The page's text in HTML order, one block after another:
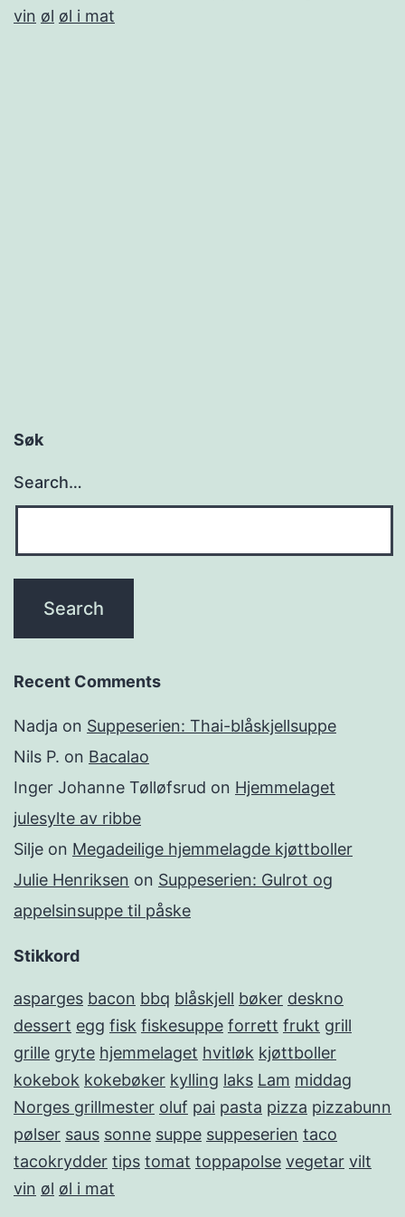
vin øl øl i mat
Søk
Search…
Recent Comments
Nadja on Suppeserien: Thai-blåskjellsuppe
Nils P. on Bacalao
Inger Johanne Tølløfsrud on Hjemmelaget
julesylte av ribbe
Silje on Megadeilige hjemmelagde kjøttboller
Julie Henriksen on Suppeserien: Gulrot og
appelsinsuppe til påske
Stikkord
asparges bacon bbq blåskjell bøker deskno
dessert egg fisk fiskesuppe forrett frukt grill
grille gryte hjemmelaget hvitløk kjøttboller
kokebok kokebøker kylling laks Lam middag
Norges grillmester oluf pai pasta pizza pizzabunn
pølser saus sonne suppe suppeserien taco
tacokrydder tips tomat toppapolse vegetar vilt
vin øl øl i mat